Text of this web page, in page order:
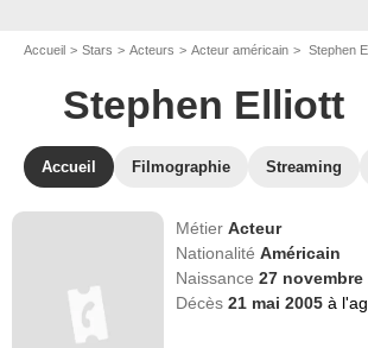
Accueil Stars Acteurs Acteur américain Stephen
Stephen Elliott
Accueil Filmographie Streaming
MétierActeur
NationalitéAméricain
Naissance27 novembre
Décès21 mai 2005à